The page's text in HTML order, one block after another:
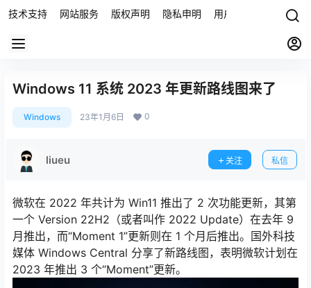
技术支持 网站服务 版权声明 隐私申明 用户协议 联系我们
Windows 11 系统 2023 年更新路线图来了
Windows 23年1月6日 0
liueu 关注 私信
微软在 2022 年共计为 Win11 推出了 2 次功能更新，其第
一个 Version 22H2（或者叫作 2022 Update）在去年 9
月推出，而“Moment 1”更新则在 1 个月后推出。国外科技
媒体 Windows Central 分享了新路线图，表明微软计划在
2023 年推出 3 个“Moment”更新。